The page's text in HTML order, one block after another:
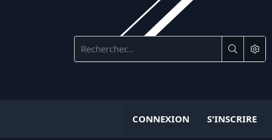
CONNEXION S'INSCRIRE